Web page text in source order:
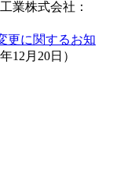
業株式会社：
更に関するお知
12月20日）